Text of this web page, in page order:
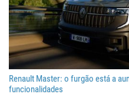
Renault Master: o furgão está a
funcionalidades